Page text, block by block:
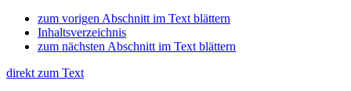
zum vorigen Abschnitt im Text blättern
Inhaltsverzeichnis
zum nächsten Abschnitt im Text blättern
direkt zum Text